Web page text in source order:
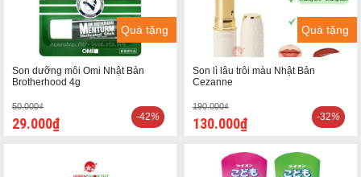
Quà tặng
Son dưỡng môi Omi Nhật Bản
Brotherhood 4g
50.000₫
29.000₫ -42%
Quà tặng
Son lì lâu trôi màu Nhật Bản
Cezanne
190.000₫
130.000₫ -32%